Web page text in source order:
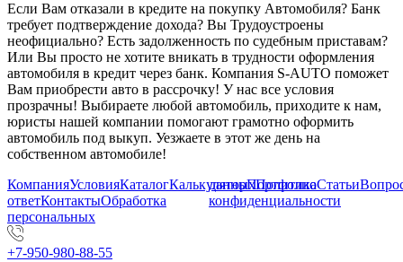
Если Вам отказали в кредите на покупку Автомобиля? Банк
требует подтверждение дохода? Вы Трудоустроены
неофициально? Есть задолженность по судебным приставам?
Или Вы просто не хотите вникать в трудности оформления
автомобиля в кредит через банк. Компания S-AUTO поможет
Вам приобрести авто в рассрочку! У нас все условия
прозрачны! Выбираете любой автомобиль, приходите к нам,
юристы нашей компании помогают грамотно оформить
автомобиль под выкуп. Уезжаете в этот же день на
собственном автомобиле!
КомпанияУсловияКаталогКалькуляторПортфолиоСтатьи
ответКонтактыОбработка
персональных
данныхПолитика
конфиденциальности
+7-950-980-88-55